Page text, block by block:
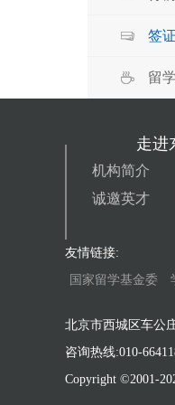
签
留
走进
机构简介
诚邀英才
友情链接:
国家留学基金委
北京市西城区车公
咨询热线:010-
Copyright ©2001-